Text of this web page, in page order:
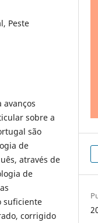
Peste
avanços
sobre a
são
de
através de
de
suficiente
corrigido